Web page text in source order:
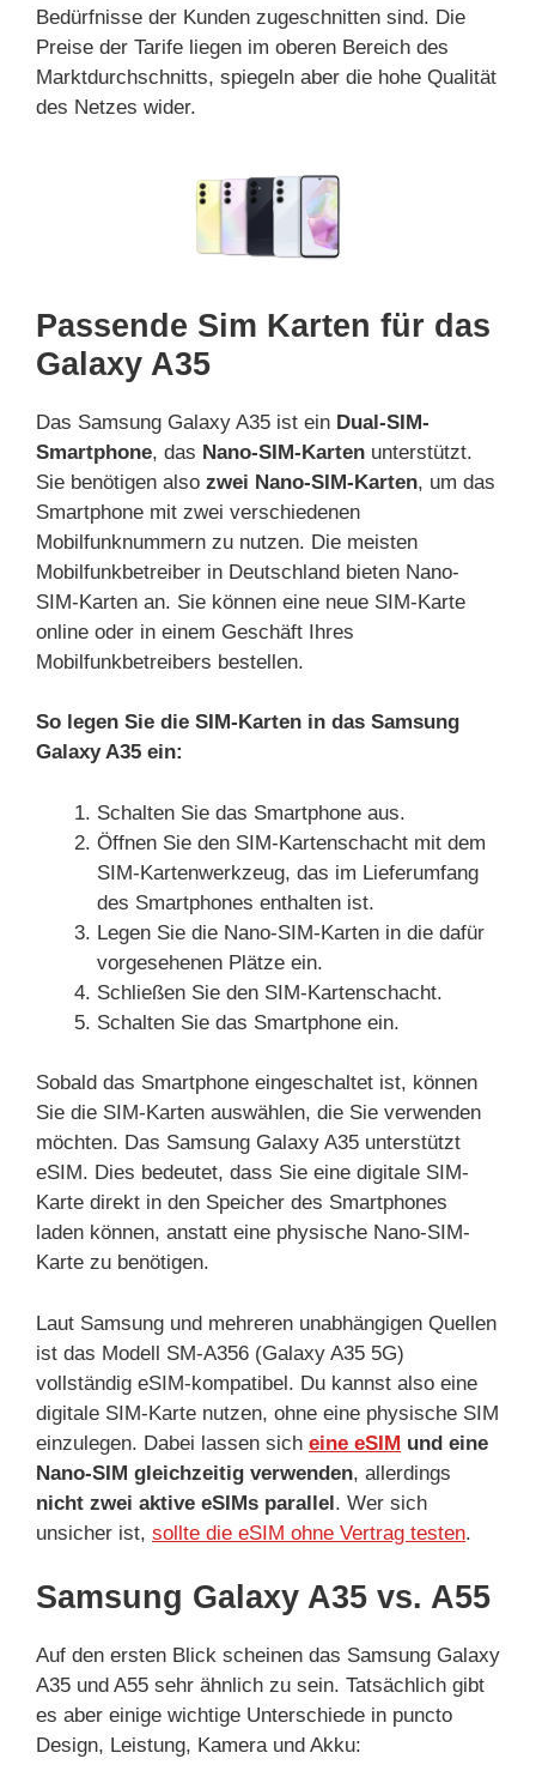
Bedürfnisse der Kunden zugeschnitten sind. Die
Preise der Tarife liegen im oberen Bereich des
Marktdurchschnitts, spiegeln aber die hohe Qualität
des Netzes wider.
Passende Sim Karten für das
Galaxy A35
Das Samsung Galaxy A35 ist ein Dual-SIM-
Smartphone, das Nano-SIM-Karten unterstützt.
Sie benötigen also zwei Nano-SIM-Karten, um das
Smartphone mit zwei verschiedenen
Mobilfunknummern zu nutzen. Die meisten
Mobilfunkbetreiber in Deutschland bieten Nano-
SIM-Karten an. Sie können eine neue SIM-Karte
online oder in einem Geschäft Ihres
Mobilfunkbetreibers bestellen.
So legen Sie die SIM-Karten in das Samsung
Galaxy A35 ein:
Schalten Sie das Smartphone aus.
Öffnen Sie den SIM-Kartenschacht mit dem
SIM-Kartenwerkzeug, das im Lieferumfang
des Smartphones enthalten ist.
Legen Sie die Nano-SIM-Karten in die dafür
vorgesehenen Plätze ein.
Schließen Sie den SIM-Kartenschacht.
Schalten Sie das Smartphone ein.
Sobald das Smartphone eingeschaltet ist, können
Sie die SIM-Karten auswählen, die Sie verwenden
möchten. Das Samsung Galaxy A35 unterstützt
eSIM. Dies bedeutet, dass Sie eine digitale SIM-
Karte direkt in den Speicher des Smartphones
laden können, anstatt eine physische Nano-SIM-
Karte zu benötigen.
Laut Samsung und mehreren unabhängigen Quellen
ist das Modell SM-A356 (Galaxy A35 5G)
vollständig eSIM-kompatibel. Du kannst also eine
digitale SIM-Karte nutzen, ohne eine physische SIM
einzulegen. Dabei lassen sich eine eSIM und eine
Nano-SIM gleichzeitig verwenden, allerdings
nicht zwei aktive eSIMs parallel. Wer sich
unsicher ist, sollte die eSIM ohne Vertrag testen.
Samsung Galaxy A35 vs. A55
Auf den ersten Blick scheinen das Samsung Galaxy
A35 und A55 sehr ähnlich zu sein. Tatsächlich gibt
es aber einige wichtige Unterschiede in puncto
Design, Leistung, Kamera und Akku: